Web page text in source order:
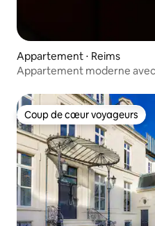
Appartement ⋅ Reims
Appartement moderne
Coup de cœur voyageurs
Coup de cœur voyageurs